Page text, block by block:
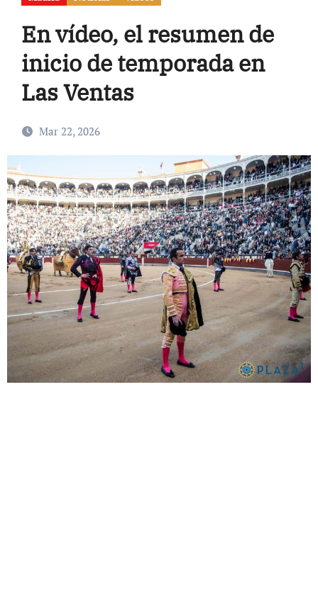
En vídeo, el resumen de
inicio de temporada en
Las Ventas
Mar 22, 2026